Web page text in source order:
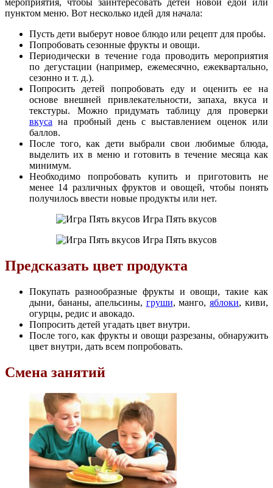
мероприятия, чтобы заинтересовать детей новой едой или
пунктом меню. Вот несколько идей для начала:
Пусть дети выберут новое блюдо или рецепт для пробы.
Попробовать сезонные фрукты и овощи.
Периодически в течение года проводить мероприятия
по дегустации (например, ежемесячно, ежеквартально,
сезонно и т. д.).
Попросить детей попробовать еду и оценить ее на
основе внешней привлекательности, запаха, вкуса и
текстуры. Можно придумать таблицу для проверки
вкуса на пробный день с выставлением оценок или
баллов.
После того, как дети выбрали свои любимые блюда,
выделить их в меню и готовить в течение месяца как
минимум.
Необходимо попробовать купить и приготовить не
менее 14 различных фруктов и овощей, чтобы понять
получилось ввести новые продукты или нет.
Игра Пять вкусов
Игра Пять вкусов
Предсказать цвет продукта
Покупать разнообразные фрукты и овощи, такие как
дыни, бананы, апельсины, груши, манго,яблоки, киви,
огурцы, редис и авокадо.
Попросить детей угадать цвет внутри.
После того, как фрукты и овощи разрезаны, обнаружить
цвет внутри, дать всем попробовать.
Смена занятий